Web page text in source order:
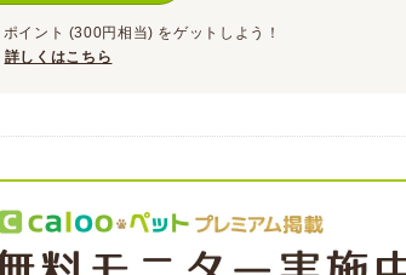
ポイント (300円相当) をゲットしよう！
詳しくはこちら